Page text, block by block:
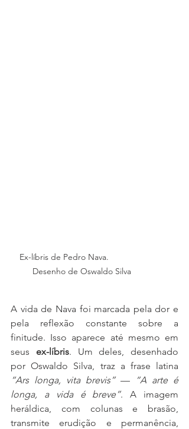
Ex-líbris de Pedro Nava.
Desenho de Oswaldo Silva
A vida de Nava foi marcada pela dor e
pela reflexão constante sobre a
finitude. Isso aparece até mesmo em
seus ex-líbris. Um deles, desenhado
“Ars longa, vita brevis” —
“A arte é
longa, a vida é breve”. A imagem
heráldica, com colunas e brasão,
transmite erudição e permanência,